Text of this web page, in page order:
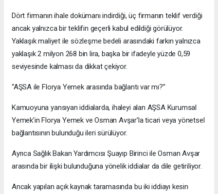
Dört firmanın ihale dokümanı indirdiği, üç firmanın teklif verdiği
ancak yalnızca bir teklifin geçerli kabul edildiği görülüyor.
Yaklaşık maliyet ile sözleşme bedeli arasındaki farkın yalnızca
yaklaşık 2 milyon 268 bin lira, başka bir ifadeyle yüzde 0,59
seviyesinde kalması da dikkat çekiyor.
“AŞSA ile Florya Yemek arasında bağlantı var mı?”
Kamuoyuna yansıyan iddialarda, ihaleyi alan AŞSA Kurumsal
Yemek’in Florya Yemek ve Osman Avşar’la ticari veya yönetsel
bağlantısının bulunduğu ileri sürülüyor.
Ayrıca Sağlık Bakan Yardımcısı Şuayıp Birinci ile Osman Avşar
arasında bir ilişki bulunduğuna yönelik iddialar da dile getiriliyor.
Ancak yapılan açık kaynak taramasında bu iki iddiayı kesin